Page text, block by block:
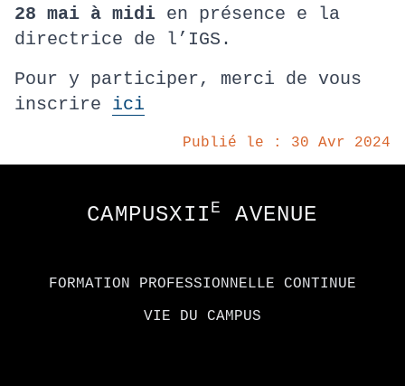
28 mai à midi en présence e la
directrice de l’IGS.
Pour y participer, merci de vous
inscrire ici
Publié le : 30 Avr 2024
CAMPUSXII E AVENUE
FORMATION PROFESSIONNELLE CONTINUE
VIE DU CAMPUS